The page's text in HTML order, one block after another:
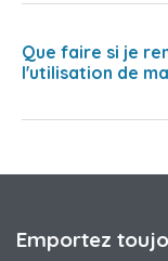
Que faire si je
l'utilisation de
Emportez